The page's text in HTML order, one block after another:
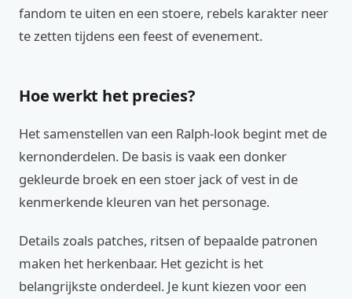
fandom te uiten en een stoere, rebels karakter neer
te zetten tijdens een feest of evenement.
Hoe werkt het precies?
Het samenstellen van een Ralph-look begint met de
kernonderdelen. De basis is vaak een donker
gekleurde broek en een stoer jack of vest in de
kenmerkende kleuren van het personage.
Details zoals patches, ritsen of bepaalde patronen
maken het herkenbaar. Het gezicht is het
belangrijkste onderdeel. Je kunt kiezen voor een